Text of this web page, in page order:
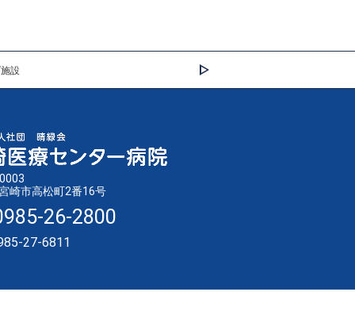
設
崎市高松町2番16号
26-2800
27-6811